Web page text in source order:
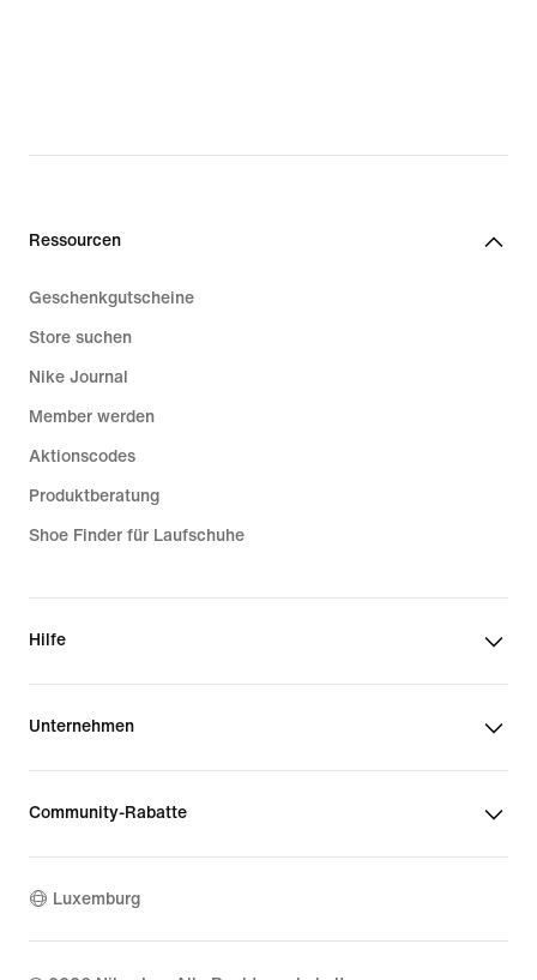
Ressourcen
Geschenkgutscheine
Store suchen
Nike Journal
Member werden
Aktionscodes
Produktberatung
Shoe Finder für Laufschuhe
Hilfe
Unternehmen
Community-Rabatte
Luxemburg